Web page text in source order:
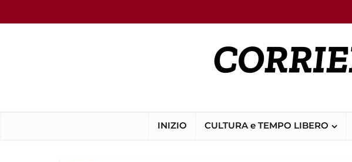
INIZIO CULTURA e TEMPO LIBERO